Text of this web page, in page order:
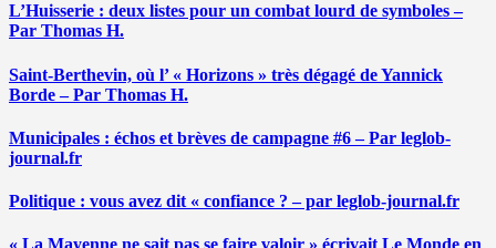
L’Huisserie : deux listes pour un combat lourd de symboles –
Par Thomas H.
Saint-Berthevin, où l’ « Horizons » très dégagé de Yannick
Borde – Par Thomas H.
Municipales : échos et brèves de campagne #6 – Par leglob-
journal.fr
Politique : vous avez dit « confiance ? – par leglob-journal.fr